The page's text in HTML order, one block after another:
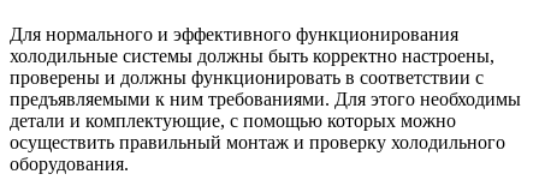
Для нормального и эффективного функционирования
холодильные системы должны быть корректно настроены,
проверены и должны функционировать в соответствии с
предъявляемыми к ним требованиями. Для этого необходимы
детали и комплектующие, с помощью которых можно
осуществить правильный монтаж и проверку холодильного
оборудования.